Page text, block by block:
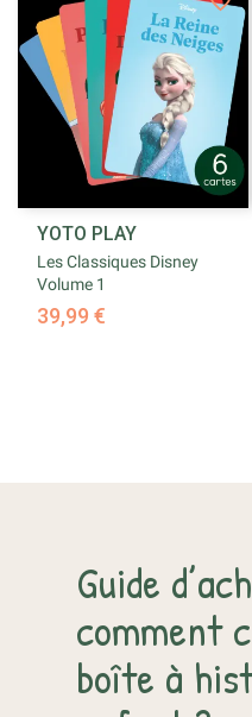
YOTO PLAY
Les Classiques Disney
Volume 1
39,99 €
Guide
comment
boîte à